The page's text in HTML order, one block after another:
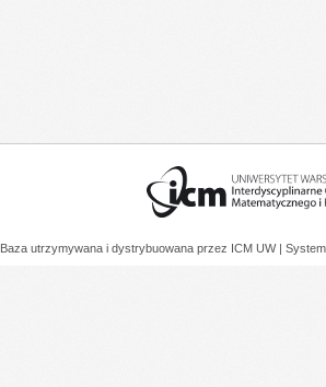
Baza utrzymywana i dystrybuowana przez ICM UW |